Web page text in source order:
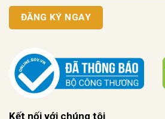
Kết nối với chúng tôi